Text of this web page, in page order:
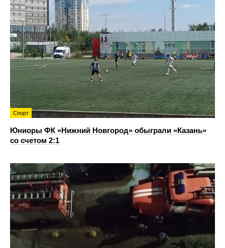
Спорт
Юниоры ФК «Нижний Новгород» обыграли «Казань»
со счетом 2:1